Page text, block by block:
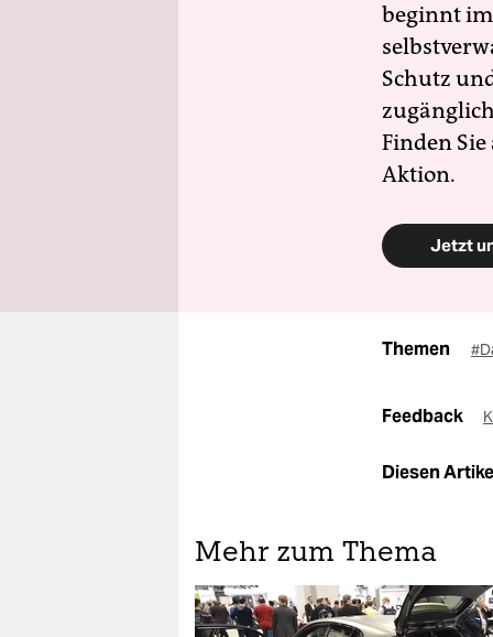
beginnt
Schutz
Finden
Aktion.
Jetzt
Themen
Feedback
Diesen
Mehr zum Thema